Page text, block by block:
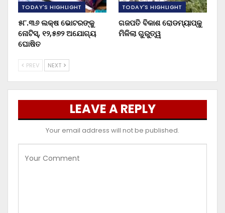
TODAY'S HIGHLIGHT
୫୮.୩୬ ଲକ୍ଷ ଭୋଟରଙ୍କୁ
ନୋଟିସ୍‌, ୧୨,୫୭୨ ଅଯୋଗ୍ୟ
ଘୋଷିତ
TODAY'S HIGHLIGHT
ଗଜପତି ବିକାଶ ରୋଡମ୍ୟାପ୍‌କୁ
ମିଳିଲା ଗୁରୁତ୍ୱ
PREV NEXT
LEAVE A REPLY
Your email address will not be published.